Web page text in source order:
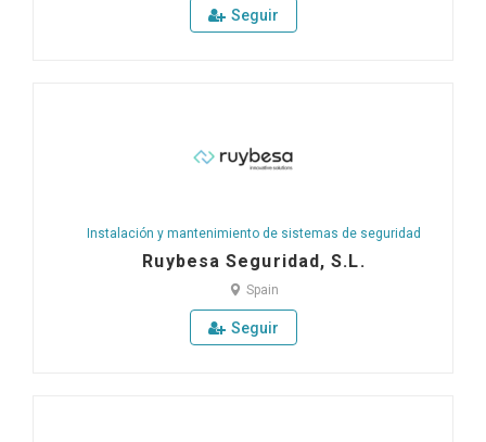
Seguir
Instalación y mantenimiento de sistemas de seguridad
Ruybesa Seguridad, S.L.
Spain
Seguir